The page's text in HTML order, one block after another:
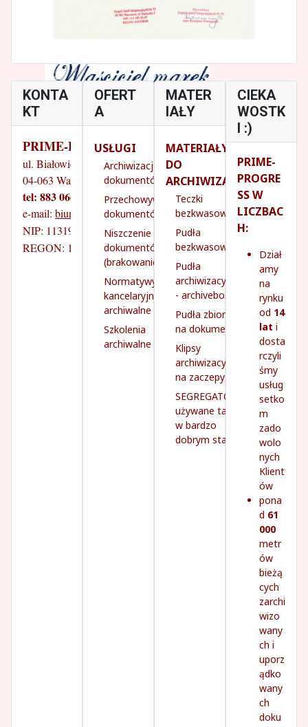
KONTA
KT
PRIME-PROGRESS
ul. Białowieska 14/18
04-063 Warszawa
tel: 883 066 070
e-mail: biuro@prime-progress.pl
NIP: 1131931260
REGON: 142745141
OFERT
A
USŁUGI
Archiwizacja
dokumentów
Przechowywanie
dokumentów
Niszczenie
dokumentów
(brakowanie)
Normatywy
kancelaryjno-
archiwalne
Szkolenia
archiwalne
MATER
IAŁY
MATERIAŁY
DO
ARCHIWIZACJI
Teczki
bezkwasowe
Pudła
bezkwasowe
Pudła
archiwizacyjne
- archivebox
Pudła zbiorcze
na dokumenty
Klipsy
archiwizacyjne
na zaczepy
SEGREGATORY
używane tanio,
w bardzo
dobrym stanie
CIEKA
WOSTK
I :)
PRIME-
PROGRE
SS W
LICZBAC
H:
Dział
amy
na
rynku
od 14
lat i
dosta
rczyli
śmy
usług
setko
m
zado
wolo
nych
Klient
ów
pona
d 61
000
metr
ów
bieżą
cych
zarchi
wizo
wany
ch i
uporz
ądko
wany
ch
doku